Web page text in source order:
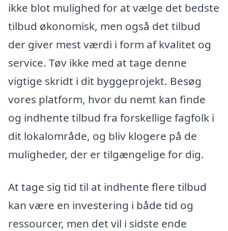
ikke blot mulighed for at vælge det bedste
tilbud økonomisk, men også det tilbud
der giver mest værdi i form af kvalitet og
service. Tøv ikke med at tage denne
vigtige skridt i dit byggeprojekt. Besøg
vores platform, hvor du nemt kan finde
og indhente tilbud fra forskellige fagfolk i
dit lokalområde, og bliv klogere på de
muligheder, der er tilgængelige for dig.
At tage sig tid til at indhente flere tilbud
kan være en investering i både tid og
ressourcer, men det vil i sidste ende